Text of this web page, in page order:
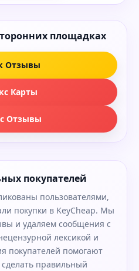
площадках
Отзывы
Карты
Отзывы
покупателей
пользователями,
покупки в KeyCheap. Мы
и удаляем сообщения с
лексикой и
покупателей помогают
правильный